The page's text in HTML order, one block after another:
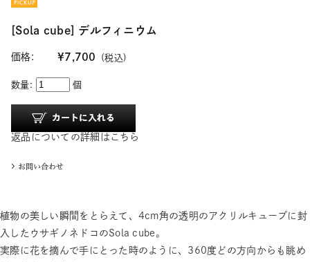
[Sola cube] デルフィニウム
価格: ¥7,700 (税込)
数量: 個
返品についての詳細はこちら
植物の美しい瞬間をとらえて、4cm角の透明のアクリルキューブに封
入したウサギノネドコのSola cube。
実際に花を摘んで手にとった時のように、360度どの方向からも眺め